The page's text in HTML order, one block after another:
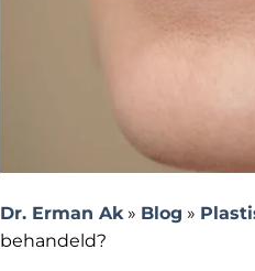
Dr. Erman Ak» Blog »
behandeld?